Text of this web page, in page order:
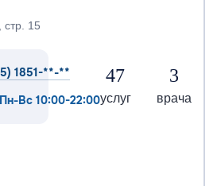
15
1851-**-**
Пн-Вс 10:00-22:00
47
услуг
3
врача